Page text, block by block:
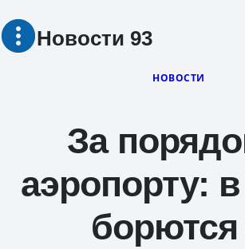
Перейти
Новости 93
НОВОСТИ
За
аэропорту:
борются